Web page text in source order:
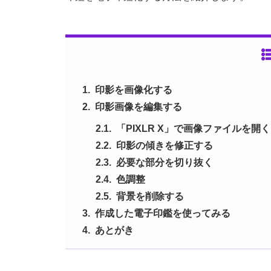
印影を画像化する
印影画像を編集する
「PIXLR X」で画像ファイルを開く
印影の傾きを修正する
必要な部分を切り抜く
色調整
背景を削除する
作成した電子印鑑を使ってみる
あとがき